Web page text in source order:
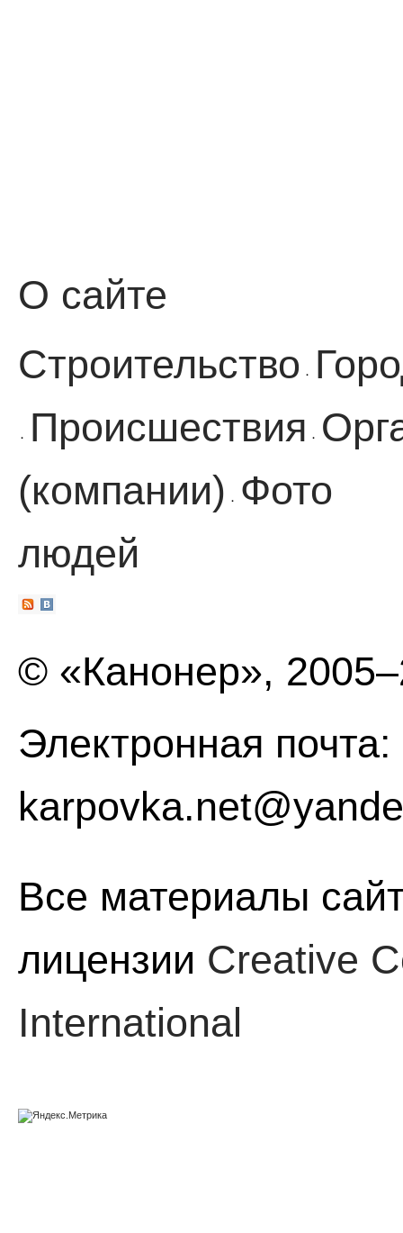
О сайте
Строительство ·
· Происшествия ·
(компании)
·
Фото
людей
© «Канонер»,
Электронная почта:
Все материалы
лицензии Creative
International